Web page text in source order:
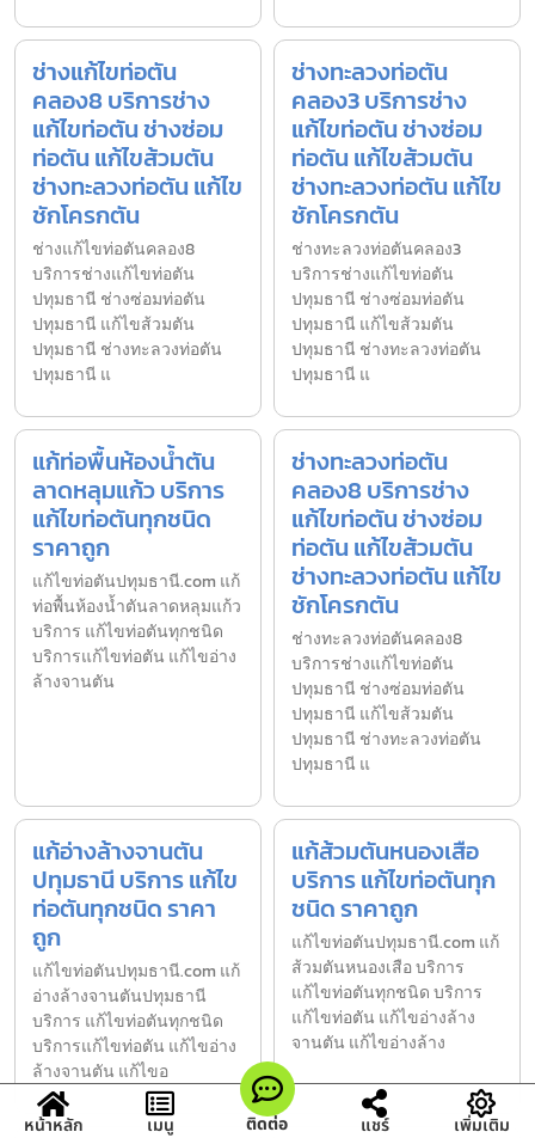
ช่างแก้ไขท่อตัน
คลอง8 บริการช่าง
แก้ไขท่อตัน ช่างซ่อม
ท่อตัน แก้ไขส้วมตัน
ช่างทะลวงท่อตัน แก้ไข
ชักโครกตัน
ช่างแก้ไขท่อตันคลอง8
บริการช่างแก้ไขท่อตัน
ปทุมธานี ช่างซ่อมท่อตัน
ปทุมธานี แก้ไขส้วมตัน
ปทุมธานี ช่างทะลวงท่อตัน
ปทุมธานี แ
ช่างทะลวงท่อตัน
คลอง3 บริการช่าง
แก้ไขท่อตัน ช่างซ่อม
ท่อตัน แก้ไขส้วมตัน
ช่างทะลวงท่อตัน แก้ไข
ชักโครกตัน
ช่างทะลวงท่อตันคลอง3
บริการช่างแก้ไขท่อตัน
ปทุมธานี ช่างซ่อมท่อตัน
ปทุมธานี แก้ไขส้วมตัน
ปทุมธานี ช่างทะลวงท่อตัน
ปทุมธานี แ
แก้ท่อพื้นห้องน้ำตัน
ลาดหลุมแก้ว บริการ
แก้ไขท่อตันทุกชนิด
ราคาถูก
แก้ไขท่อตันปทุมธานี.com แก้
ท่อพื้นห้องน้ำตันลาดหลุมแก้ว
บริการ แก้ไขท่อตันทุกชนิด
บริการแก้ไขท่อตัน แก้ไขอ่าง
ล้างจานตัน
ช่างทะลวงท่อตัน
คลอง8 บริการช่าง
แก้ไขท่อตัน ช่างซ่อม
ท่อตัน แก้ไขส้วมตัน
ช่างทะลวงท่อตัน แก้ไข
ชักโครกตัน
ช่างทะลวงท่อตันคลอง8
บริการช่างแก้ไขท่อตัน
ปทุมธานี ช่างซ่อมท่อตัน
ปทุมธานี แก้ไขส้วมตัน
ปทุมธานี ช่างทะลวงท่อตัน
ปทุมธานี แ
แก้อ่างล้างจานตัน
ปทุมธานี บริการ แก้ไข
ท่อตันทุกชนิด ราคา
ถูก
แก้ไขท่อตันปทุมธานี.com แก้
อ่างล้างจานตันปทุมธานี
บริการ แก้ไขท่อตันทุกชนิด
บริการแก้ไขท่อตัน แก้ไขอ่าง
ล้างจานตัน แก้ไขอ
แก้ส้วมตันหนองเสือ
บริการ แก้ไขท่อตันทุก
ชนิด ราคาถูก
แก้ไขท่อตันปทุมธานี.com แก้
ส้วมตันหนองเสือ บริการ
แก้ไขท่อตันทุกชนิด บริการ
แก้ไขท่อตัน แก้ไขอ่างล้าง
จานตัน แก้ไขอ่างล้าง
หน้าหลัก เมนู ติดต่อ แชร์ เพิ่มเติม